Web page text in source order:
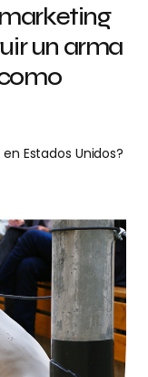
un arma
Estados Unidos?